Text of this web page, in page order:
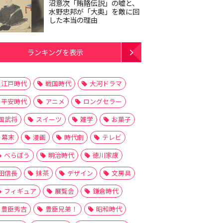
沼意次「賄賂伝説」の嘘と、
水野忠邦が「大奥」を敵に回
した本当の理由
ランキングを表示
江戸時代 戦国時代
大河ドラマ
平安時代
アニメ
ロングセラー
武将
スイーツ 雑学
お菓子
幕末
漫画 時代劇
テレビ
べらぼう
明治時代
徳川家康
信長
抹茶 デザイン
文房具
フィギュア
展覧会
鎌倉時代
豊臣秀吉
豊臣兄弟！
昭和時代